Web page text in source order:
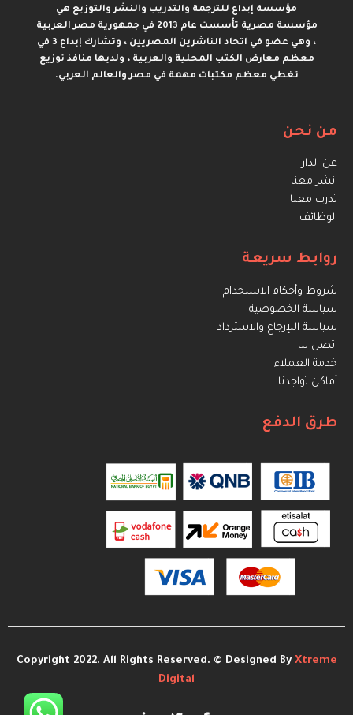
مؤسسة إبداع للترجمة والتدريب والنشر والتوزيع هي
مؤسسة مصرية تأسست عام 2013 في جمهورية مصر العربية
، وهي عضو في اتحاد الناشرين المصريين ، وتشارك إبداع 3 في
معظم معارض الكتب المحلية والعربية ، ولديها منافذ توزيع
تغطي معظم مكتبات مهمة في مصر والعالم العربي.
من نحن
عن الدار
انشر معنا
تدرب معنا
الوظائف
روابط سريعة
شروط وأحكام الاستخدام
سياسة الخصوصية
سياسة اللإرجاع والاسترداد
اتصل بنا
خدمة العملاء
أماكن تواجدنا
طرق الدفع
Copyright 2022. All Rights Reserved. © Designed ByXtreme
Digital